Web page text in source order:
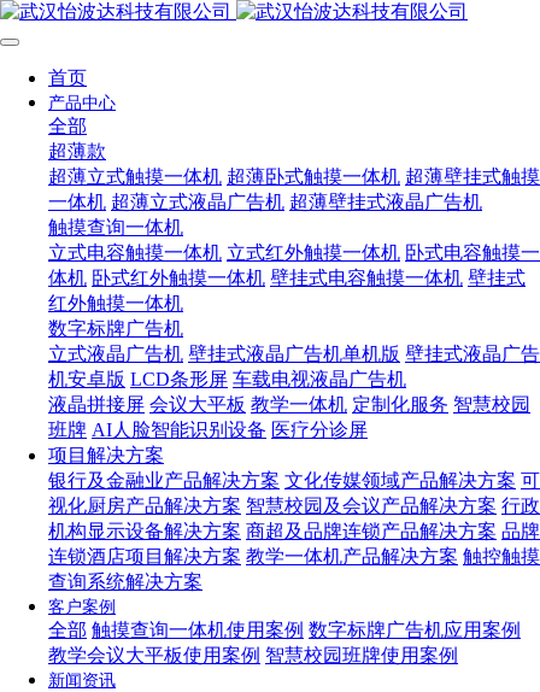
首页
产品中心
全部
超薄款
超薄立式触摸一体机 超薄卧式触摸一体机 超薄壁挂式触摸
一体机 超薄立式液晶广告机 超薄壁挂式液晶广告机
触摸查询一体机
立式电容触摸一体机 立式红外触摸一体机 卧式电容触摸一
体机 卧式红外触摸一体机 壁挂式电容触摸一体机 壁挂式
红外触摸一体机
数字标牌广告机
立式液晶广告机 壁挂式液晶广告机单机版 壁挂式液晶广告
机安卓版 LCD条形屏 车载电视液晶广告机
液晶拼接屏 会议大平板 教学一体机 定制化服务 智慧校园
班牌 AI人脸智能识别设备 医疗分诊屏
项目解决方案
银行及金融业产品解决方案 文化传媒领域产品解决方案 可
视化厨房产品解决方案 智慧校园及会议产品解决方案 行政
机构显示设备解决方案 商超及品牌连锁产品解决方案 品牌
连锁酒店项目解决方案 教学一体机产品解决方案 触控触摸
查询系统解决方案
客户案例
全部 触摸查询一体机使用案例 数字标牌广告机应用案例
教学会议大平板使用案例 智慧校园班牌使用案例
新闻资讯